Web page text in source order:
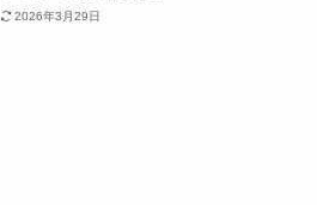
2026年3月29日